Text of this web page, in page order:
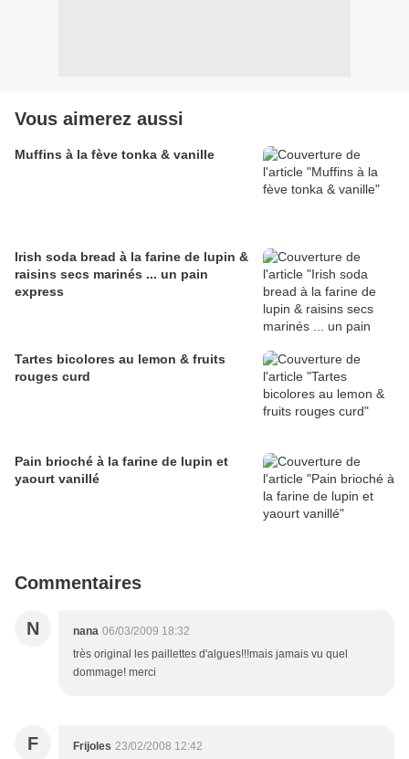
Vous aimerez aussi
Muffins à la fève tonka & vanille
Irish soda bread à la farine de lupin &
raisins secs marinés ... un pain
express
Tartes bicolores au lemon & fruits
rouges curd
Pain brioché à la farine de lupin et
yaourt vanillé
Commentaires
N nana 06/03/2009 18:32
très original les paillettes d'algues!!!mais jamais vu quel
dommage! merci
F Frijoles 23/02/2008 12:42